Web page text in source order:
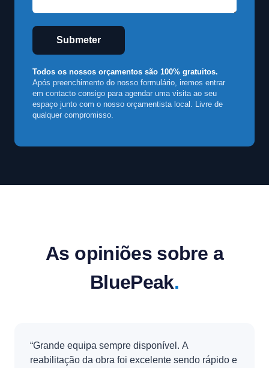
Submeter
Todos os nossos orçamentos são 100% gratuitos.
Após preenchimento do nosso formulário, iremos entrar
em contacto consigo para agendar uma visita ao seu
espaço junto com o nosso orçamentista local. Livre de
qualquer compromisso.
As opiniões sobre a
BluePeak.
“Grande equipa sempre disponível. A
reabilitação da obra foi excelente sendo rápido e